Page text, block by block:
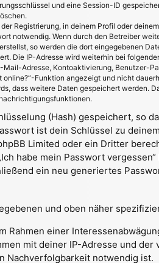
und eine Session-ID
Registrierung, in deinem Profil oder
notwendig. Wenn durch den Betreiber
so werden die dort eingegebenen
Die IP-Adresse wird weiterhin bei
Adresse, Kontoaktivierung, Benutzer-
online?“-Funktion angezeigt und nicht
dass weitere Daten gespeichert werden.
(Hash) gespeichert, so
ist dein Schlüssel zu
Limited oder ein Dritter
habe mein Passwort
ein neu generiertes
und oben näher
Rahmen einer
mit deiner IP-Adresse und
Nachverfolgbarkeit notwendig ist.